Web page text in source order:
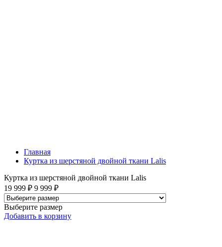
Главная
Куртка из шерстяной двойной ткани Lalis
Куртка из шерстяной двойной ткани Lalis
19 999 ₽ 9 999 ₽
Выберите размер
Добавить в корзину